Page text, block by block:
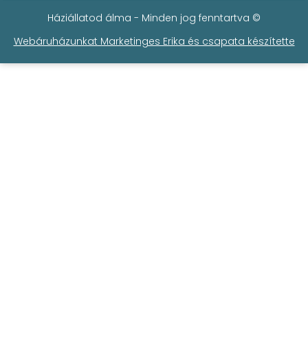
Háziállatod álma - Minden jog fenntartva ©
Webáruházunkat Marketinges Erika és csapata készítette